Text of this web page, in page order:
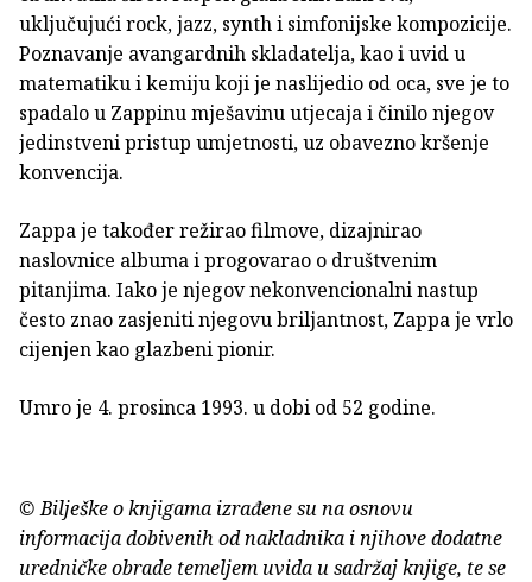
uključujući rock, jazz, synth i simfonijske kompozicije.
Poznavanje avangardnih skladatelja, kao i uvid u
matematiku i kemiju koji je naslijedio od oca, sve je to
spadalo u Zappinu mješavinu utjecaja i činilo njegov
jedinstveni pristup umjetnosti, uz obavezno kršenje
konvencija.
Zappa je također režirao filmove, dizajnirao
naslovnice albuma i progovarao o društvenim
pitanjima. Iako je njegov nekonvencionalni nastup
često znao zasjeniti njegovu briljantnost, Zappa je vrlo
cijenjen kao glazbeni pionir.
Umro je 4. prosinca 1993. u dobi od 52 godine.
© Bilješke o knjigama izrađene su na osnovu
informacija dobivenih od nakladnika i njihove dodatne
uredničke obrade temeljem uvida u sadržaj knjige, te se